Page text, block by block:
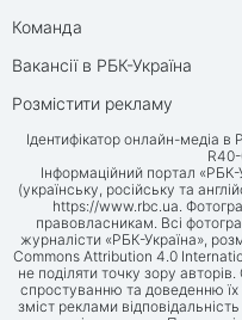
Команда
Вакансії в РБК-Україна
Розмістити рекламу
Ідентифікатор онлайн-медіа в
Інформаційний портал
(українську, російську та
https://www.rbc.ua.
правовласникам. Всі
журналісти «РБК-Україна»,
Commons Attribution 4.0
не поділяти точку зору
спростуванню та доведенню їх
зміст реклами